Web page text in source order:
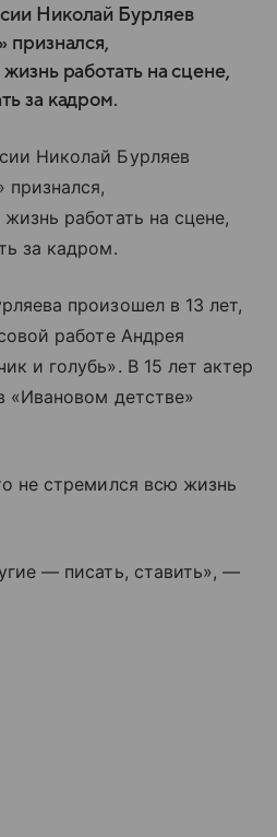
Николай Бурляев
признался,
работать на сцене,
за кадром.
Николай Бурляев
признался,
работать на сцене,
за кадром.
произошел в 13 лет,
работе Андрея
и голубь». В 15 лет актер
«Ивановом детстве»
не стремился всю жизнь
— писать, ставить», —